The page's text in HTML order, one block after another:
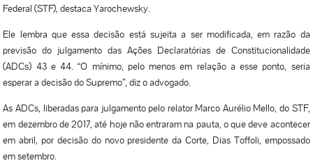
Federal (STF), destaca Yarochewsky.
Ele lembra que essa decisão está sujeita a ser modificada, em razão da
previsão do julgamento das Ações Declaratórias de Constitucionalidade
(ADCs) 43 e 44. “O mínimo, pelo menos em relação a esse ponto, seria
esperar a decisão do Supremo”, diz o advogado.
As ADCs, liberadas para julgamento pelo relator Marco Aurélio Mello, do STF,
em dezembro de 2017, até hoje não entraram na pauta, o que deve acontecer
em abril, por decisão do novo presidente da Corte, Dias Toffoli, empossado
em setembro.